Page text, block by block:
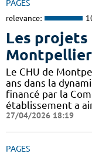
PAGES
relevance:
Les projets
Montpellier
Le CHU de
ans dans la
financé par la
établissement a
27/04/2026 18:19
PAGES